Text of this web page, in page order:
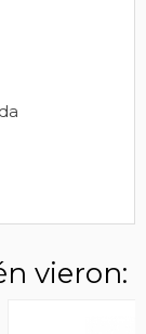
vieron: